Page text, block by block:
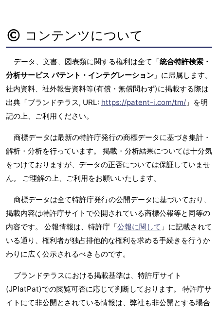
コンテンツについて
データ、文書、図表類に関する権利は全て「統合特許検索・
分析サービス パテント・インテグレーション 」に帰属します。
社内資料、社外報告資料等(有償・無償問わず)に掲載する際は
出典「ブランドテラス, URL: https://patent-i.com/tm/ 」を明
記の上、ご利用ください。
商標データは最新の特許庁発行の商標データに基づき集計・
解析・分析を行っています。 掲載・分析結果については十分気
をつけておりますが、データの正否については保証していませ
ん。 ご理解の上、ご利用をお願いいたします。
商標データは全て特許庁発行の公開データに基づいており、
掲載内容は特許庁サイトで公開されている商標公報等と同等の
内容です。 公報情報は、特許庁「公報に関して 」に記載されて
いる通り、権利者が独占排他的な権利を求める手続きを行うか
わりに広く公示されるべきものです。
ブランドテラスにおける掲載基準は、特許庁サイト
(JPlatPat)での閲覧可否に応じて判断しております。 特許庁サ
イトにて非公開とされている情報は、弊社も非公開とする場合